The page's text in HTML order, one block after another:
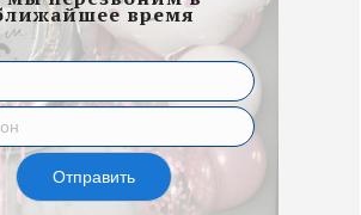
время
Отправить